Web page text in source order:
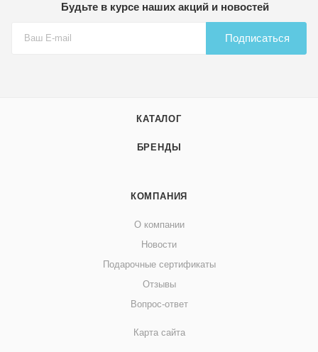
Будьте в курсе наших акций и новостей
Подписаться
КАТАЛОГ
БРЕНДЫ
КОМПАНИЯ
О компании
Новости
Подарочные сертификаты
Отзывы
Вопрос-ответ
Карта сайта